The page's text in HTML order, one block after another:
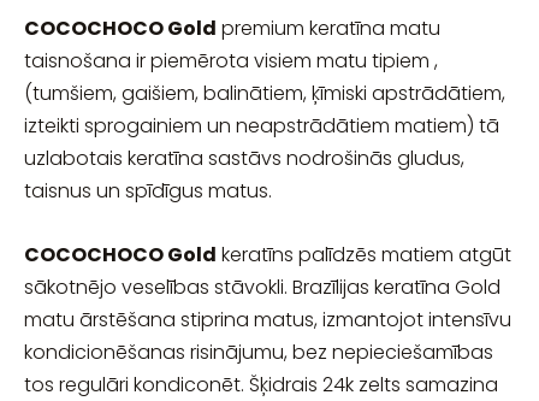
COCOCHOCO Gold premium keratīna matu
taisnošana ir piemērota visiem matu tipiem ,
(tumšiem, gaišiem, balinātiem, ķīmiski apstrādātiem,
izteikti sprogainiem un neapstrādātiem matiem) tā
uzlabotais keratīna sastāvs nodrošinās gludus,
taisnus un spīdīgus matus.
COCOCHOCO Gold keratīns palīdzēs matiem atgūt
sākotnējo veselības stāvokli. Brazīlijas keratīna Gold
matu ārstēšana stiprina matus, izmantojot intensīvu
kondicionēšanas risinājumu, bez nepieciešamības
tos regulāri kondiconēt. Šķidrais 24k zelts samazina